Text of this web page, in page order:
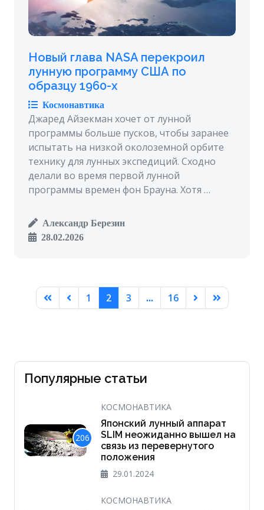
Новый глава NASA перекроил
лунную программу США по
образцу 1960-х
Космонавтика
Джаред Айзекман хочет от лунной
программы больше пусков, чтобы заранее
испытать на низкой околоземной орбите
технику для лунных экспедиций. Сходно
делали во время первой лунной
программы времен фон Брауна. Хотя …
Александр Березин
28.02.2026
1 2 3 ... 16
Популярные статьи
206
КОСМОНАВТИКА
Японский лунный аппарат
SLIM неожиданно вышел на
связь из перевернутого
положения
29.01.2024
КОСМОНАВТИКА